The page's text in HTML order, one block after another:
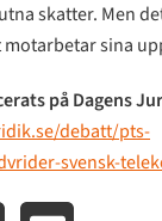
skatter. Men
sina
på Dagens
debatt/pts-
svensk-